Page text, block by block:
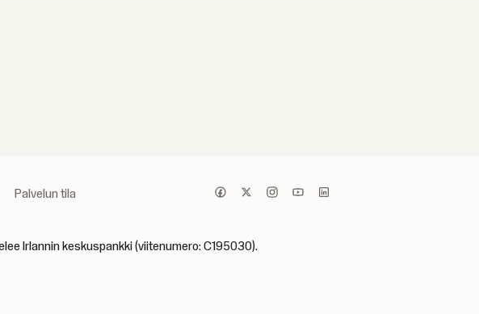
Palvelun tila
Irlannin keskuspankki (viitenumero: C195030).